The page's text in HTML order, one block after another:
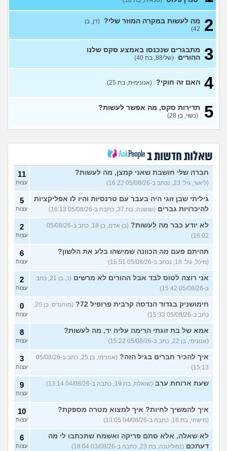
לגברים? (ערן, בן 25)
אפשרי להימשך לבחורה יפה
אבל בלי גוף מושך?
עשיתי את זה בפעם הראשונה
עם בן מהשכבה… ועכשיו אני
מתה מפחד שהוא יספר לכולם
עצות
מפנטז על חבר טוב שלי
(רוויטל, בת 24)
14
עצות
בנות,אתן הייתן "מסדרות" את
אח שלכם במצב כזה?
(לוחם שקרוב ל'חרור, בן 21)
מסאג׳יסט מעורער
(מסאג׳יסט מעורער, בן 26)
4
עצות
אנחנו מקיימים יחסים עם
בגדים וזה לא מפריע לבעלי,
מה לעשות?
5
עצות
מחזור לאחר כמה שעות, זה
בטוח?
(שלומי, בן 21)
9
עצות
נשוי מפנטז על ליידיבויס
(מאטיטיהו, בן 37)
3
עצות
למישהו יש עצה איך לדכא את
החשק המיני?
עוד שאלות חדשות במדור
2 מה לעשות במקרה המוזר שלי? (דן, בן
42)
3 מתבגרים שנכנסו באמצע סקס שלנו
ההורים (שלי88, בת 40)
4 האם זה חוקי? (אנונימית, בת 25)
5 תדירות סקס, מה אפשר לעשות?
(נשוי, בן 28)
שאלות חדשות ב
חברה שלי חושבת שאני קמצן, מה לעשות?
(ליאור, גיל: 23, נכתב ב-05/08/26 16:22)
11
עצות
גיליתי שבן זוגי היה בעבר עם טרנסיות והיו לו אפליקציות
להיכרויות גברים (שושנה, בת 37, כתבה ב-05/08/26 16:13)
5
עצות
לא יודע כבר מה לעשות?
(בן אדם, בן 18, כתב ב-05/08/26
16:02)
2
עצות
תהיתם פעם מה הכוונה שמישהו בלע את הלשון?
(מיכל, גיל: 18, נכתב ב-05/08/26 15:51)
6
עצות
אני רוצה לטוס לבד אבל ההורים לא מרשים
(כ, בן 21, כתב
ב-05/08/26 15:42)
2
עצות
חימושניק בגדוד הנדסה קרבית פרופיל 72?
כתב ב-05/08/26 15:33)
0
עצות
אמא של בת זוגתי הרימה עליה יד, מה לעשות?
(אנונימי, בן 22, כתב ב-05/08/26 15:22)
8
עצות
איך להכיר חברים בגיל הזה?
(אנונימי, בן 25, כתב ב-05/08/26
15:13)
3
עצות
שעת ארוחת ערב (שואלת, בת 19, כתבה ב-04/08/26 13:14) 9
עצות
איך להמשיך לחיות? איך למצוא מטרה מספקת?
(מישהי, בת 16, כתבה ב-04/08/26 13:05)
10
עצות
לא שאלה, אלא סתם פריקה ואשמח שתכתבו לי מה
דעתכם (נפוליטנה, בת 23, כתבה ב-03/08/26 18:04)
6
עצות